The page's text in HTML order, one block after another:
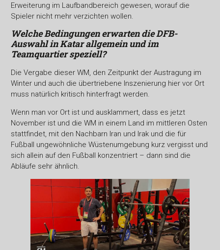
Erweiterung im Laufbandbereich gewesen, worauf die
Spieler nicht mehr verzichten wollen.
Welche Bedingungen erwarten die DFB-
Auswahl in Katar allgemein und im
Teamquartier speziell?
Die Vergabe dieser WM, den Zeitpunkt der Austragung im
Winter und auch die übertriebene Inszenierung hier vor Ort
muss natürlich kritisch hinterfragt werden.
Wenn man vor Ort ist und ausklammert, dass es jetzt
November ist und die WM in einem Land im mittleren Osten
stattfindet, mit den Nachbarn Iran und Irak und die für
Fußball ungewöhnliche Wüstenumgebung kurz vergisst und
sich allein auf den Fußball konzentriert – dann sind die
Abläufe sehr ähnlich.